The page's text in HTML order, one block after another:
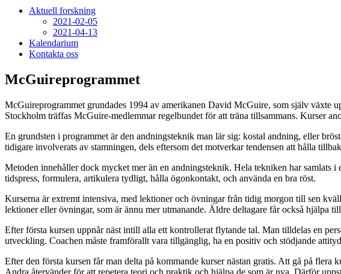
Aktuell forskning
2021-02-05
2021-04-13
Kalendarium
Kontakta oss
McGuireprogrammet
McGuireprogrammet grundades 1994 av amerikanen David McGuire, som själv växte
Stockholm träffas McGuire-medlemmar regelbundet för att träna tillsammans. Kurser
En grundsten i programmet är den andningsteknik man lär sig: kostal andning, eller
tidigare involverats av stamningen, dels eftersom det motverkar tendensen att hålla
Metoden innehåller dock mycket mer än en andningsteknik. Hela tekniken har
tidspress, formulera, artikulera tydligt, hålla ögonkontakt, och använda en bra röst.
Kurserna är extremt intensiva, med lektioner och övningar från tidig morgon till sen
lektioner eller övningar, som är ännu mer utmanande. Äldre deltagare får också hjälpa
Efter första kursen uppnår näst intill alla ett kontrollerat flytande tal. Man tilldelas en
utveckling. Coachen måste framförallt vara tillgänglig, ha en positiv och stödjande
Efter den första kursen får man delta på kommande kurser nästan gratis. Att gå på
Andra återvänder för att repetera teori och praktik och hjälpa de som är nya. Därför